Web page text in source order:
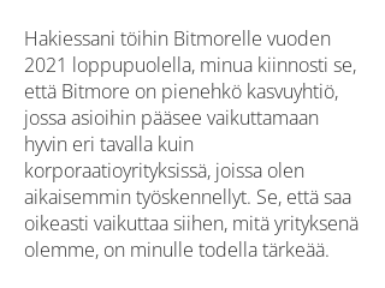
Hakiessani töihin Bitmorelle vuoden
2021 loppupuolella, minua kiinnosti se,
että Bitmore on pienehkö kasvuyhtiö,
jossa asioihin pääsee vaikuttamaan
hyvin eri tavalla kuin
korporaatioyrityksissä, joissa olen
aikaisemmin työskennellyt. Se, että saa
oikeasti vaikuttaa siihen, mitä yrityksenä
olemme, on minulle todella tärkeää.